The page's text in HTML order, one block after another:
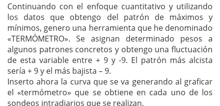
Continuando con el enfoque cuantitativo y utilizando
los datos que obtengo del patrón de máximos y
mínimos, genero una herramienta que he denominado
«TERMÓMETRO». Se asignan determinado pesos a
algunos patrones concretos y obtengo una fluctuación
de esta variable entre + 9 y -9. El patrón más alcista
sería + 9 y el más bajista – 9.
Inserto ahora la curva que se va generando al graficar
el «termómetro» que se obtiene en cada uno de los
sondeos intradiarios que se realizan.